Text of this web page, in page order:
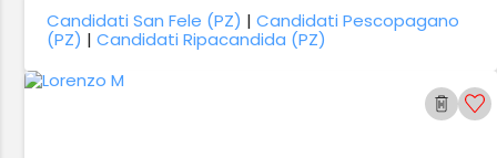
Candidati San Fele (PZ) |Candidati Pescopagano
(PZ) |Candidati Ripacandida (PZ)